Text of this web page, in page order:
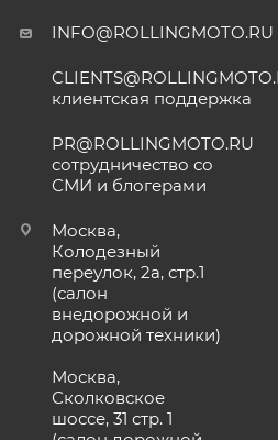
INFO@ROLLINGMOTO.RU
клиентская поддержка
PR@ROLLINGMOTO.RU
сотрудничество со
СМИ и блогерами
Москва,
Колодезный
переулок, 2а, стр.1
(салон
внедорожной и
дорожной техники)
Москва,
Сколковское
шоссе, 31 стр. 1